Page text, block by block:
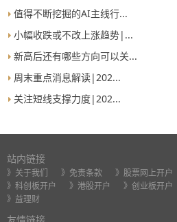
值得不断挖掘的AI主线行...
小幅收跌或不改上涨趋势|...
新高后还有哪些方向可以关...
周末重点消息解读|202...
关注短线支撑力度|202...
站内链接
》关于我们 》免责条款 》股票网上开户
》科创板开户
》港股开户
》创业板开户
》益理财